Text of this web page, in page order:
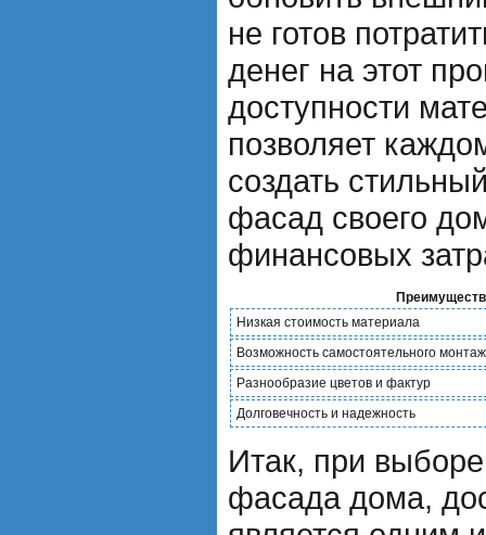
не готов
денег на этот
доступности
позволяет
создать
фасад своего
финансовых
Низкая стоимость материала
Возможность самостоятельного
Разнообразие цветов и фактур
Долговечность и надежность
Итак, при
фасада дома,